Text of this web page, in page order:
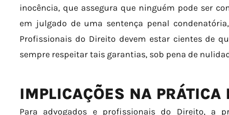
inocência, que assegura que ninguém pode ser
em julgado de uma sentença penal
Profissionais do Direito devem estar cientes de
sempre respeitar tais garantias, sob pena de
IMPLICAÇÕES NA PRÁTICA
Para advogados e profissionais do Direito, a